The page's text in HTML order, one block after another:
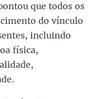
que todos os
do vínculo
incluindo
física,